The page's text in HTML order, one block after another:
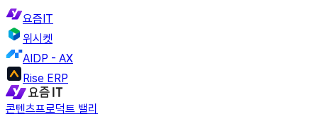
요즘IT
위시켓
AIDP - AX
Rise ERP
콘텐츠프로덕트 밸리